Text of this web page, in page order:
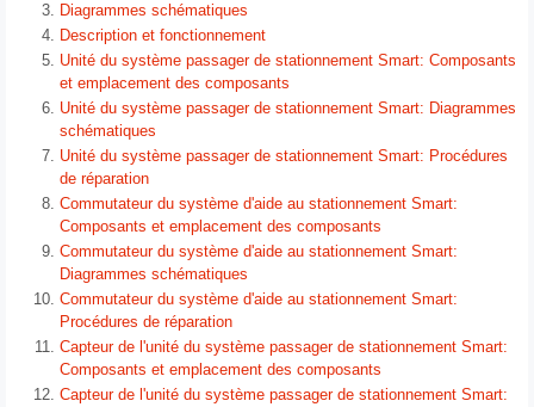
Diagrammes schématiques
Description et fonctionnement
Unité du système passager de stationnement Smart: Composants
et emplacement des composants
Unité du système passager de stationnement Smart: Diagrammes
schématiques
Unité du système passager de stationnement Smart: Procédures
de réparation
Commutateur du système d'aide au stationnement Smart:
Composants et emplacement des composants
Commutateur du système d'aide au stationnement Smart:
Diagrammes schématiques
Commutateur du système d'aide au stationnement Smart:
Procédures de réparation
Capteur de l'unité du système passager de stationnement Smart:
Composants et emplacement des composants
Capteur de l'unité du système passager de stationnement Smart: